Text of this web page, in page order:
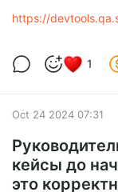
https://
1
Oct 24 2024 07:31
кейсы до
это